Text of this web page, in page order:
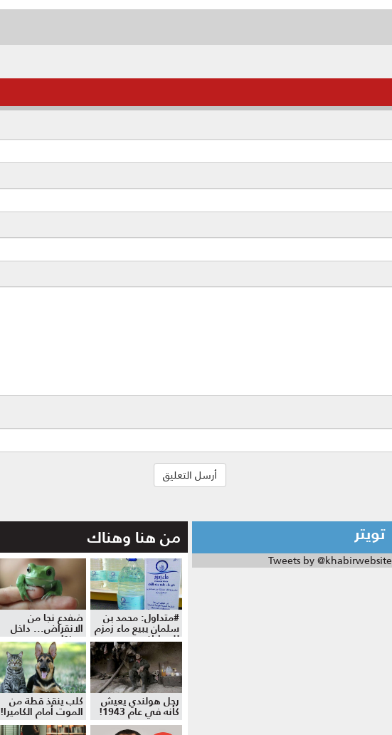
تويتر
Tweets by @khabirwebsite
من هنا وهناك
#متداول: محمد بن
سلمان يبيع ماء زمزم
للمواطنين
ضفدع نجا من
الانقراض... داخل
موزة!
رجل هولندي يعيش
كأنه في عام 1943!
كلب ينقذ قطة من
الموت أمام الكاميرا!